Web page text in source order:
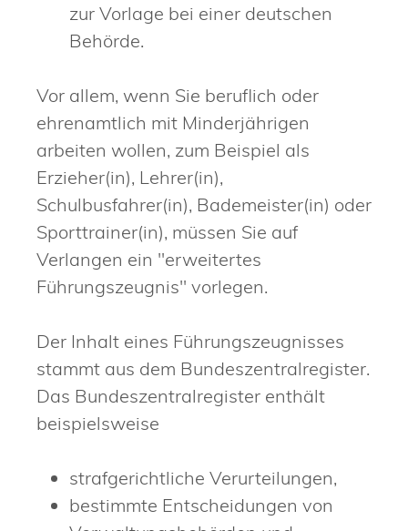
zur Vorlage bei einer deutschen
Behörde.
Vor allem, wenn Sie beruflich oder
ehrenamtlich mit Minderjährigen
arbeiten wollen, zum Beispiel als
Erzieher(in), Lehrer(in),
Schulbusfahrer(in), Bademeister(in) oder
Sporttrainer(in), müssen Sie auf
Verlangen ein "erweitertes
Führungszeugnis" vorlegen.
Der Inhalt eines Führungszeugnisses
stammt aus dem Bundeszentralregister.
Das Bundeszentralregister enthält
beispielsweise
strafgerichtliche Verurteilungen,
bestimmte Entscheidungen von